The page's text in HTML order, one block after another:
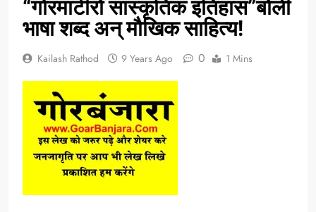
“गोरमाटीरो सांस्कृतिक इतिहास”बोली
भाषा शब्द अन् मौखिक साहित्य!
Kailash Rathod 9 Years Ago 0 1 Mins